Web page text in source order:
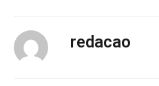
redacao